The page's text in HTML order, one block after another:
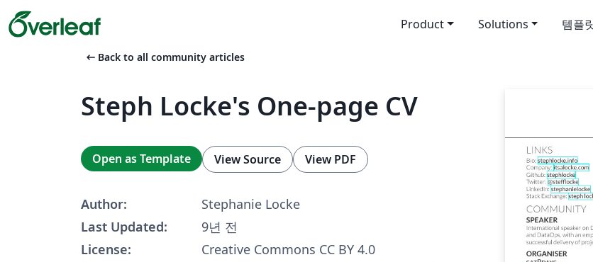
Product Solutions 템플
arrow_left_alt Back to all community articles
Steph Locke's One-page CV
Open as Template View Source View PDF
Author:
Stephanie Locke
Last Updated:
9년 전
License:
Creative Commons CC BY 4.0